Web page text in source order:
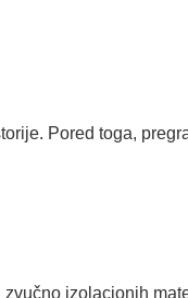
Pored toga,
zvučno izolacionih